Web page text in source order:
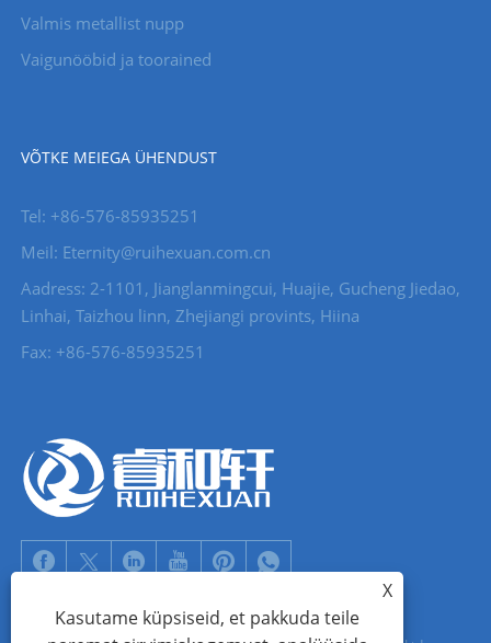
Valmis metallist nupp
Vaigunööbid ja toorained
VÕTKE MEIEGA ÜHENDUST
Tel: +86-576-85935251
Meil: Eternity@ruihexuan.com.cn
Aadress: 2-1101, Jianglanmingcui, Huajie, Gucheng Jiedao,
Linhai, Taizhou linn, Zhejiangi provints, Hiina
Fax: +86-576-85935251
X
Kasutame küpsiseid, et pakkuda teile